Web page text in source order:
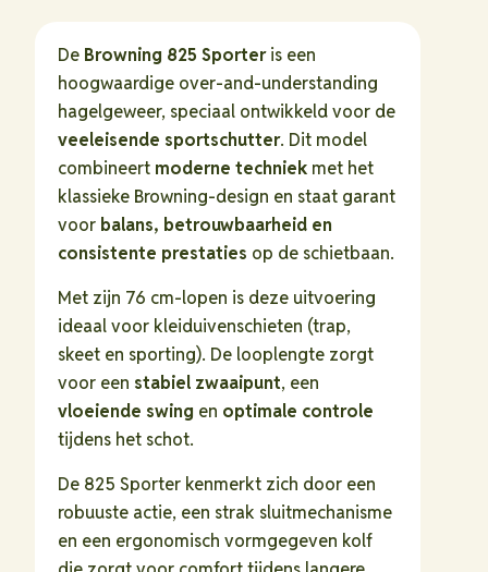
De Browning 825 Sporteris een
hoogwaardige over-and-understanding
hagelgeweer, speciaal ontwikkeld voor de
veeleisende sportschutter. Dit model
combineert moderne techniek met het
klassieke Browning-design en staat garant
voor balans, betrouwbaarheid en
consistente prestaties op de schietbaan.
Met zijn 76 cm-lopen is deze uitvoering
ideaal voor kleiduivenschieten (trap,
skeet en sporting). De looplengte zorgt
voor een stabiel zwaaipunt, een
vloeiende swing en optimale controle
tijdens het schot.
De 825 Sporter kenmerkt zich door een
robuuste actie, een strak sluitmechanisme
en een ergonomisch vormgegeven kolf